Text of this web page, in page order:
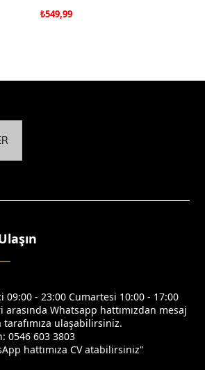
₺549,99
09:00 - 23:00 Cumartesi 10:00 - 17:00
arasında Whatsapp hattımızdan mesaj
tarafımıza ulaşabilirsiniz.
0546 603 3803
hattımıza CV atabilirsiniz"